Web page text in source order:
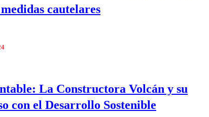
cautelares
La Constructora Volcán y su
con el Desarrollo Sostenible